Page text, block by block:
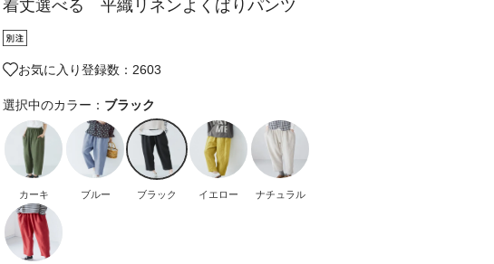
着丈選べる 平織リネンよくばりパンツ
お気に入り登録数：2603
選択中のカラー： ブラック
カーキ ブルー ブラック イエロー ナチュラル